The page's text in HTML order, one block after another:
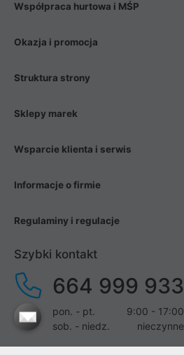
Współpraca hurtowa i MŚP
Okazja i promocja
Struktura strony
Sklepy marek
Wsparcie klienta i serwis
Informacje o firmie
Regulaminy i regulacje
Szybki kontakt
664 999 933
pon. - pt.
9:00 - 17:00
sob. - niedz.
nieczynne